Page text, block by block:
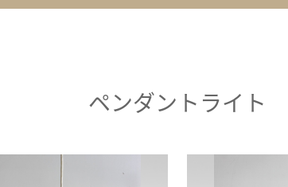
ペンダントライト